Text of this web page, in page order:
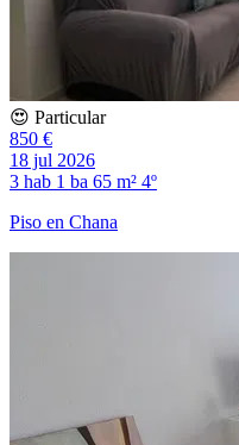
😍 Particular
850 €
18 jul 2026
3 hab 1 ba 65 m² 4º
Piso en Chana